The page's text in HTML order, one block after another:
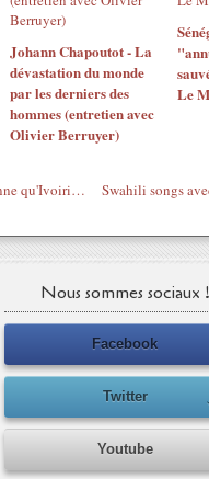
Johann Chapoutot - La
dévastation du monde
par les derniers des
hommes (entretien avec
Olivier Berruyer)
Le
Pour insulter Sarkozy, mieux vaut être blanc à Bayonne qu'Ivoirien devant le Salon de l'agriculture !
Nous sommes sociaux !
Facebook
Twitter
Youtube